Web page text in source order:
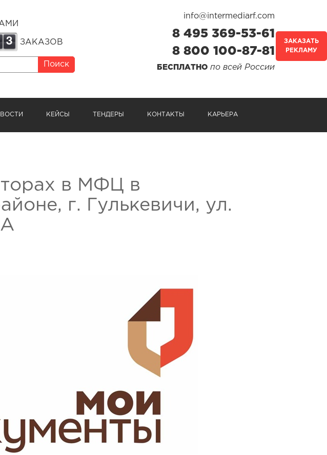
3 ЗАКАЗОВ
Поиск
info@intermediarf.com
8 495 369-53-61
8 800 100-87-81
БЕСПЛАТНО по всей России
КЕЙСЫ ТЕНДЕРЫ КОНТАКТЫ КАРЬЕРА
ЗАКАЗАТЬ
РЕКЛАМУ
в МФЦ в
г. Гулькевичи, ул.